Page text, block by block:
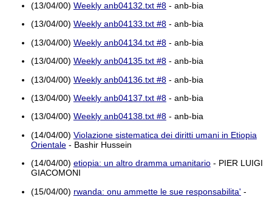
(13/04/00) Weekly anb04132.txt #8- anb-bia
(13/04/00) Weekly anb04133.txt #8- anb-bia
(13/04/00) Weekly anb04134.txt #8- anb-bia
(13/04/00) Weekly anb04135.txt #8- anb-bia
(13/04/00) Weekly anb04136.txt #8- anb-bia
(13/04/00) Weekly anb04137.txt #8- anb-bia
(13/04/00) Weekly anb04138.txt #8- anb-bia
(14/04/00) Violazione sistematica dei diritti umani in Etiopia
Orientale- Bashir Hussein
(14/04/00) etiopia: un altro dramma umanitario- PIER LUIGI
GIACOMONI
(15/04/00) rwanda: onu ammette le sue responsabilita' -